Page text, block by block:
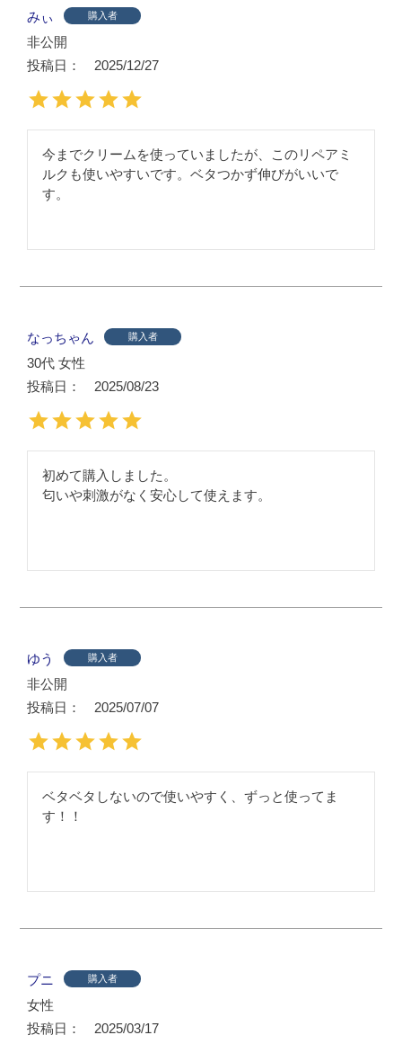
みぃ 購入者
非公開
投稿日
2025/12/27
今までクリームを使っていましたが、このリペアミ
ルクも使いやすいです。ベタつかず伸びがいいで
す。
なっちゃん 購入者
30代 女性
投稿日
2025/08/23
初めて購入しました。
匂いや刺激がなく安心して使えます。
ゆう 購入者
非公開
投稿日
2025/07/07
ベタベタしないので使いやすく、ずっと使ってま
す！！
プニ 購入者
女性
投稿日
2025/03/17